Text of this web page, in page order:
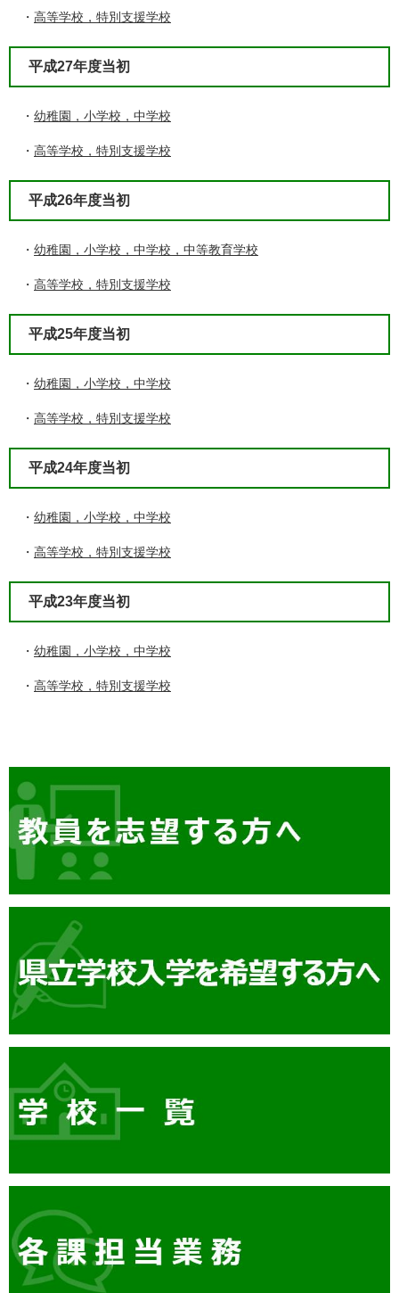
・ 高等学校，特別支援学校
平成27年度当初
・ 幼稚園，小学校，中学校
・ 高等学校，特別支援学校
平成26年度当初
・ 幼稚園，小学校，中学校，中等教育学校
・ 高等学校，特別支援学校
平成25年度当初
・ 幼稚園，小学校，中学校
・ 高等学校，特別支援学校
平成24年度当初
・ 幼稚園，小学校，中学校
・ 高等学校，特別支援学校
平成23年度当初
・ 幼稚園，小学校，中学校
・ 高等学校，特別支援学校